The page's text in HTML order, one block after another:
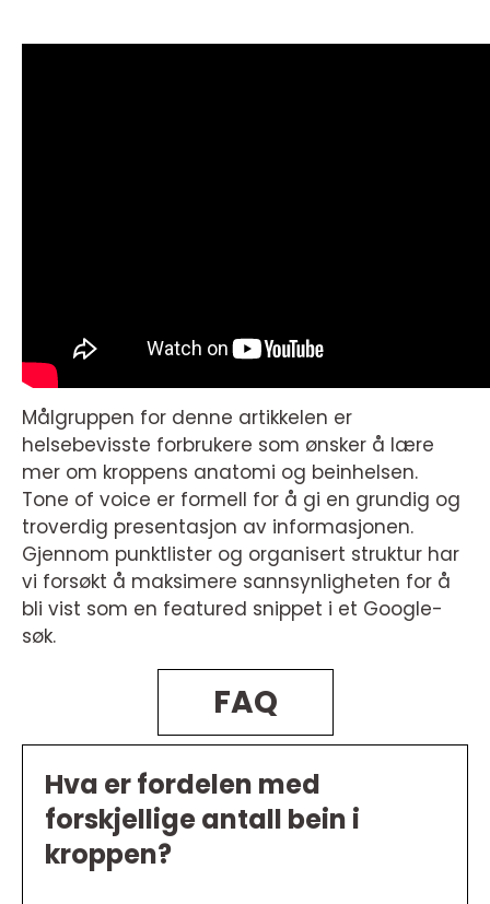
Målgruppen for denne artikkelen er
helsebevisste forbrukere som ønsker å lære
mer om kroppens anatomi og beinhelsen.
Tone of voice er formell for å gi en grundig og
troverdig presentasjon av informasjonen.
Gjennom punktlister og organisert struktur har
vi forsøkt å maksimere sannsynligheten for å
bli vist som en featured snippet i et Google-
søk.
FAQ
Hva er fordelen med
forskjellige antall bein i
kroppen?